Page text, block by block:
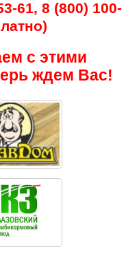
61, 8 (800) 100-
с этими
ждем Вас!